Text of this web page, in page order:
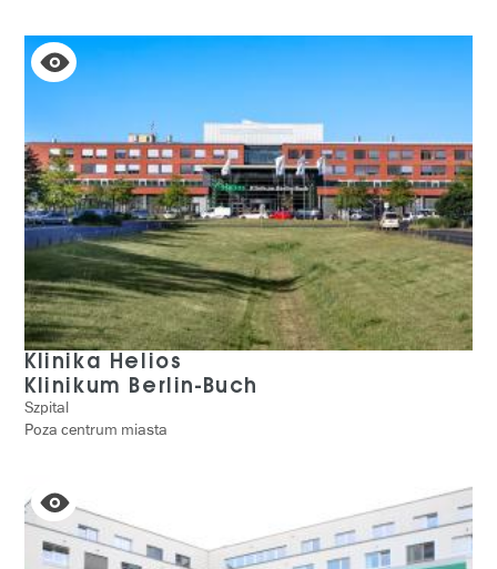
Klinika Helios
Klinikum Berlin-Buch
Szpital
Poza centrum miasta